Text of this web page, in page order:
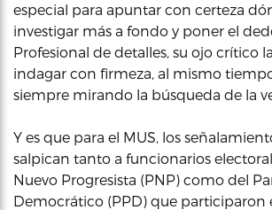
especial para apuntar con certeza
investigar más a fondo y poner el
Profesional de detalles, su ojo crítico
indagar con firmeza, al mismo
siempre mirando la búsqueda de la
Y es que para el MUS, los
salpican tanto a funcionarios
Nuevo Progresista (PNP) como del
Democrático (PPD) que participaron